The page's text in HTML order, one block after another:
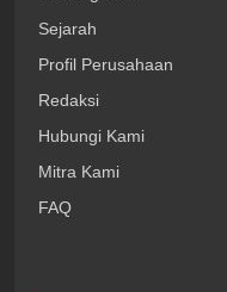
Sejarah
Profil Perusahaan
Redaksi
Hubungi Kami
Mitra Kami
FAQ